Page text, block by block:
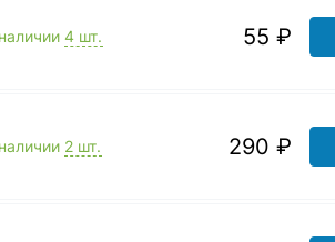
4 шт. 55 ₽
2 шт. 290 ₽